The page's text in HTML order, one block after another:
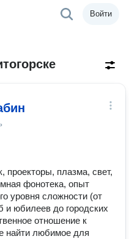
Войти
проекторы, плазма, свет,
фонотека, опыт
уровня сложности (от
и юбилеев до городских
отношение к
найти любимое для